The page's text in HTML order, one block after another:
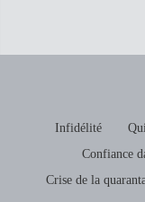
Infidélité
Confiance
Crise de la